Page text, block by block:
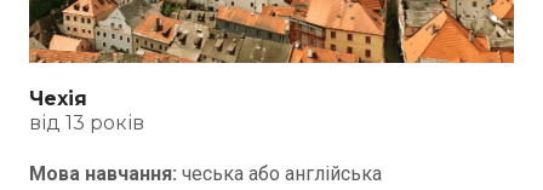
Чехія
від 13 років
Мова навчання: чеська або англійська